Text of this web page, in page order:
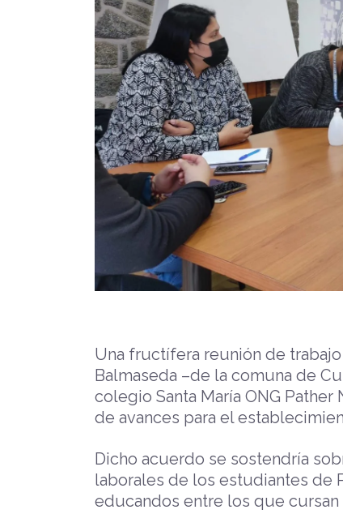
Una fructífera reunión de
Balmaseda –de la comuna de
colegio Santa María ONG
de avances para el
Dicho acuerdo se sostendría
laborales de los estudiantes de
educandos entre los que